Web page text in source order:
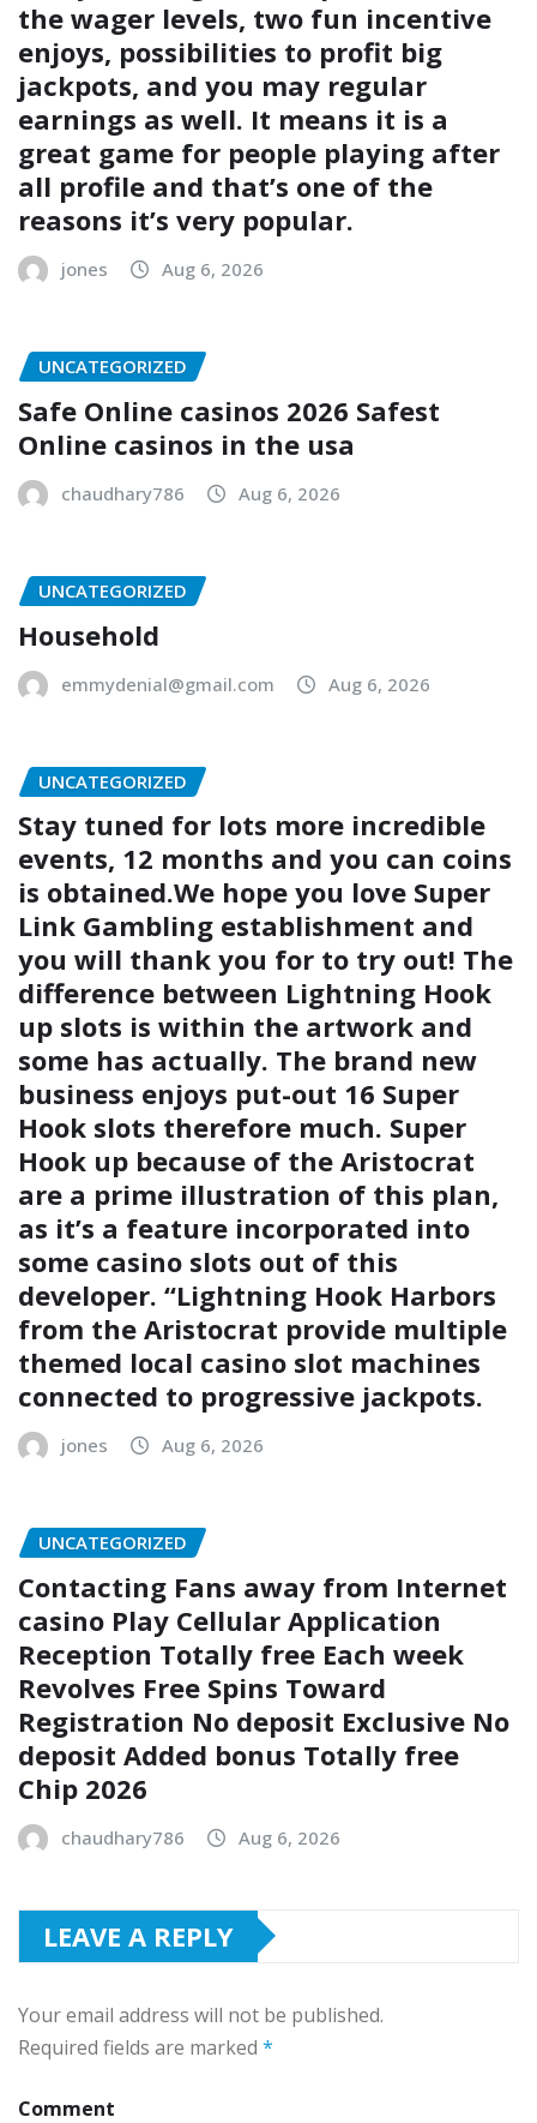
the wager levels, two fun incentive
enjoys, possibilities to profit big
jackpots, and you may regular
earnings as well. It means it is a
great game for people playing after
all profile and that’s one of the
reasons it’s very popular.
jones Aug 6, 2026
UNCATEGORIZED
Safe Online casinos 2026 Safest
Online casinos in the usa
chaudhary786 Aug 6, 2026
UNCATEGORIZED
Household
emmydenial@gmail.com Aug 6, 2026
UNCATEGORIZED
Stay tuned for lots more incredible
events, 12 months and you can coins
is obtained.We hope you love Super
Link Gambling establishment and
you will thank you for to try out! The
difference between Lightning Hook
up slots is within the artwork and
some has actually. The brand new
business enjoys put-out 16 Super
Hook slots therefore much. Super
Hook up because of the Aristocrat
are a prime illustration of this plan,
as it’s a feature incorporated into
some casino slots out of this
developer. “Lightning Hook Harbors
from the Aristocrat provide multiple
themed local casino slot machines
connected to progressive jackpots.
jones Aug 6, 2026
UNCATEGORIZED
Contacting Fans away from Internet
casino Play Cellular Application
Reception Totally free Each week
Revolves Free Spins Toward
Registration No deposit Exclusive No
deposit Added bonus Totally free
Chip 2026
chaudhary786 Aug 6, 2026
LEAVE A REPLY
Your email address will not be published.
Required fields are marked *
Comment